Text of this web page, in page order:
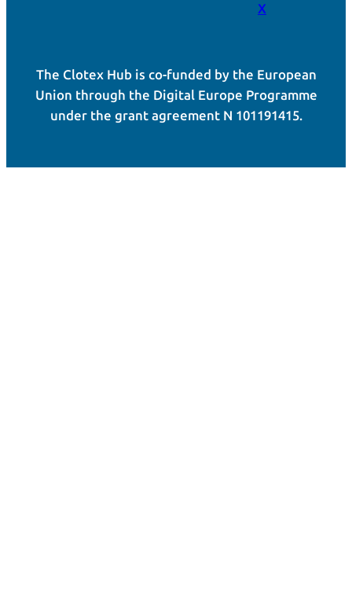
X
The Clotex Hub is co-funded by the European
Union through the Digital Europe Programme
under the grant agreement N 101191415.